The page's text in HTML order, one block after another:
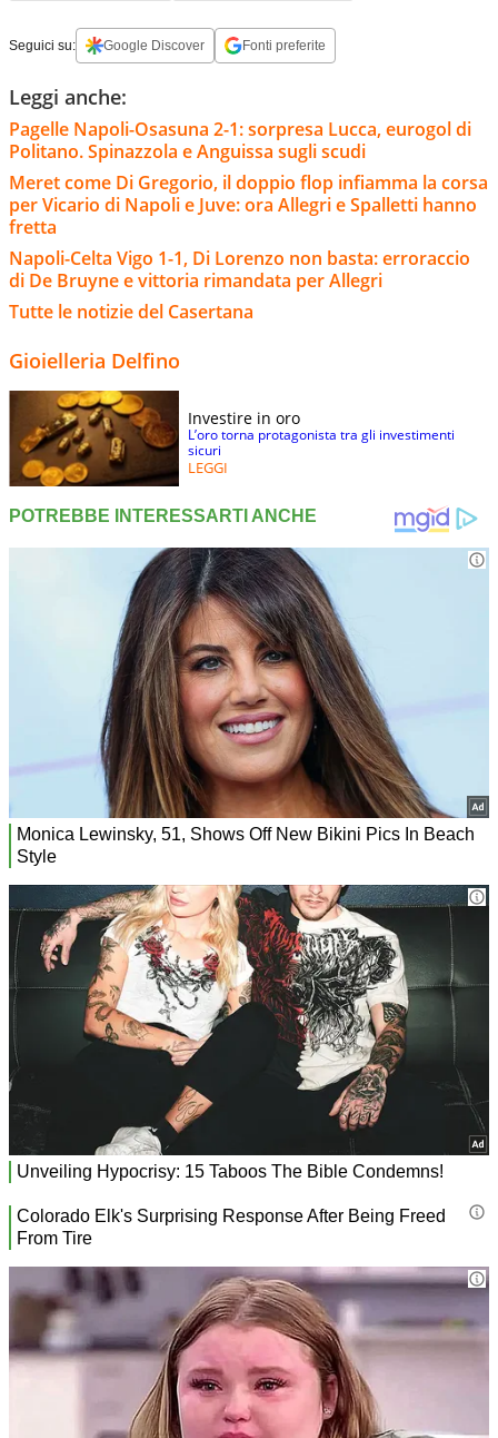
Seguici su: Google Discover Fonti preferite
Leggi anche:
Pagelle Napoli-Osasuna 2-1: sorpresa Lucca, eurogol di
Politano. Spinazzola e Anguissa sugli scudi
Meret come Di Gregorio, il doppio flop infiamma la corsa
per Vicario di Napoli e Juve: ora Allegri e Spalletti hanno
fretta
Napoli-Celta Vigo 1-1, Di Lorenzo non basta: erroraccio
di De Bruyne e vittoria rimandata per Allegri
Tutte le notizie del Casertana
Gioielleria Delfino
Investire in oro
L’oro torna protagonista tra gli investimenti
sicuri
LEGGI